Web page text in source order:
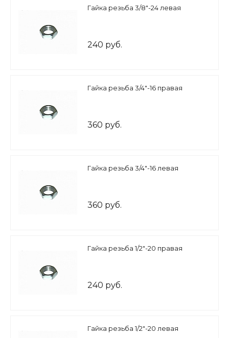
Гайка резьба 3/8"-24 левая
240 руб.
Гайка резьба 3/4"-16 правая
360 руб.
Гайка резьба 3/4"-16 левая
360 руб.
Гайка резьба 1/2"-20 правая
240 руб.
Гайка резьба 1/2"-20 левая